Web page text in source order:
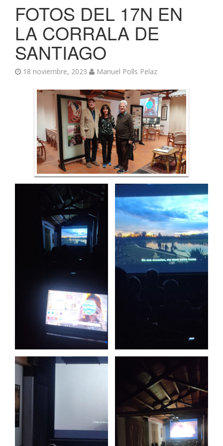
FOTOS DEL 17N EN
LA CORRALA DE
SANTIAGO
18 noviembre, 2023 Manuel Polls Pelaz